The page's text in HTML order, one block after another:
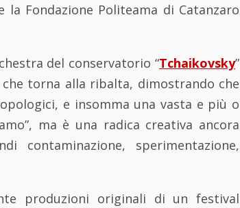
Fondazione Politeama di Catanzaro
del conservatorio “Tchaikovsky”
torna alla ribalta, dimostrando che
e insomma una vasta e più o
ma è una radica creativa ancora
contaminazione, sperimentazione,
produzioni originali di un festival